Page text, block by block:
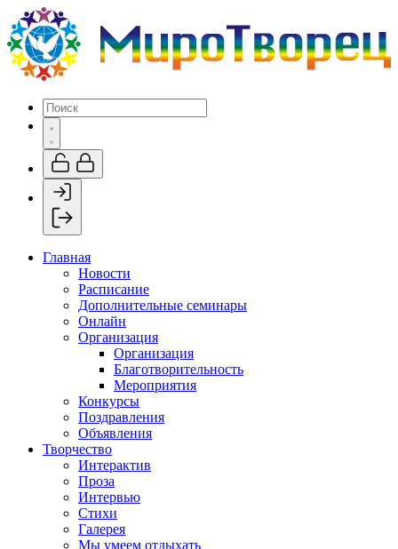
Главная
Новости
Расписание
Дополнительные семинары
Онлайн
Организация
Организация
Благотворительность
Мероприятия
Конкурсы
Поздравления
Объявления
Творчество
Интерактив
Проза
Интервью
Стихи
Галерея
Мы умеем отдыхать